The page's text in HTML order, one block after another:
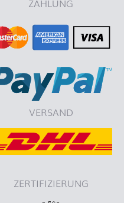
ZAHLUNG
VERSAND
ZERTIFIZIERUNG